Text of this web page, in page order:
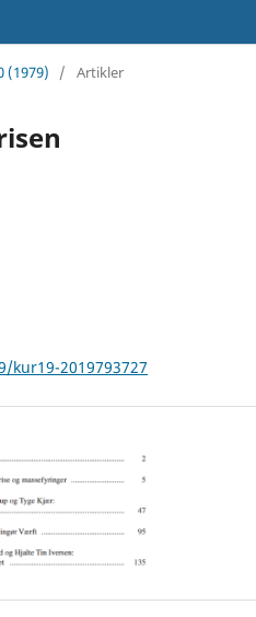
(1979) / Artikler
kur19-2019793727